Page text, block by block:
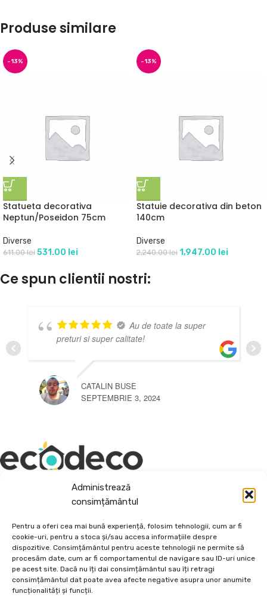
Administrează
consimțământul
Pentru a oferi cea mai bună experiență, folosim tehnologii, cum ar fi
cookie-uri, pentru a stoca și/sau accesa informațiile despre
dispozitive. Consimțământul pentru aceste tehnologii ne permite să
procesăm date, cum ar fi comportamentul de navigare sau ID-uri unice
pe acest site. Dacă nu îți dai consimțământul sau îți retragi
consimțământul dat poate avea afecte negative asupra unor anumite
funcționalități și funcții.
Produse similare
-13%
Statueta decorativa
Neptun/Poseidon 75cm
Diverse
611.00lei 531.00 lei
-13%
Statuie decorativa din beton
140cm
Diverse
2,240.00lei 1,947.00 lei
Ce spun clientii nostri:
Au de toate la super
preturi si super calitate!
CATALIN BUSE
SEPTEMBRIE 3, 2024
Depozit En-Gross și En-Detail
Piatră Decorativă și Plante Ornamentale
Preturi accesibile, calitate si diversitate.
DE 70, vis-a-vis de Termo Ișalnița, Craiova, Dolj, Romania
+40760973126